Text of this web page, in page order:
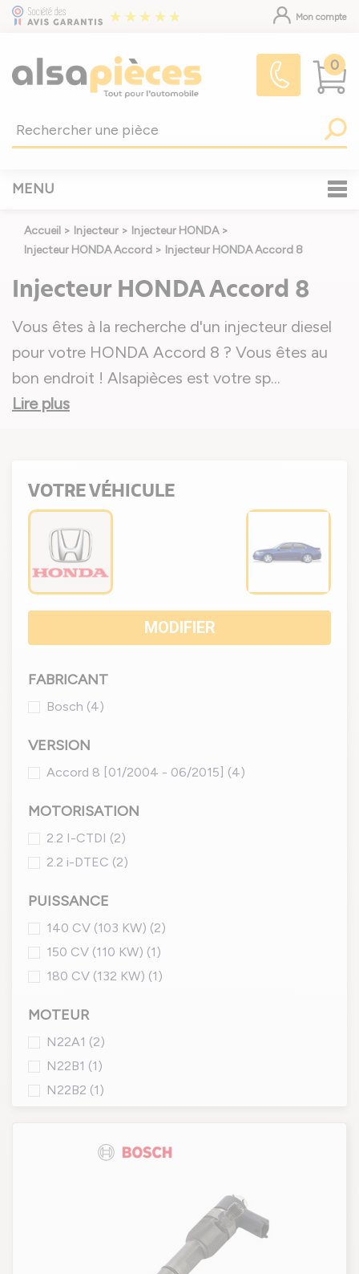
Mon compte
0
MENU
Accueil > Injecteur > Injecteur HONDA >
Injecteur HONDA Accord > Injecteur HONDA Accord 8
Injecteur HONDA Accord 8
Vous êtes à la recherche d'un injecteur diesel
pour votre HONDA Accord 8 ? Vous êtes au
bon endroit ! Alsapièces est votre sp...
Lire plus
VOTRE VÉHICULE
MODIFIER
FABRICANT
Bosch (4)
VERSION
Accord 8 [01/2004 - 06/2015] (4)
MOTORISATION
2.2 I-CTDI (2)
2.2 i-DTEC (2)
PUISSANCE
140 CV (103 KW) (2)
150 CV (110 KW) (1)
180 CV (132 KW) (1)
MOTEUR
N22A1 (2)
N22B1 (1)
N22B2 (1)